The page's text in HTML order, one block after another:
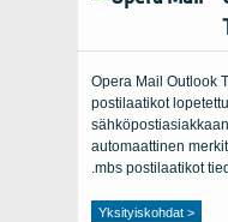
Opera Mail Outlook
postilaatikot
automaattinen
.mbs postilaatikot
Yksityiskohdat >